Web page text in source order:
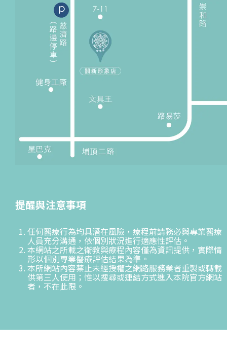
提醒與注意事項
任何醫療行為均具潛在風險，療程前請務必與專業醫療
人員充分溝通，依個別狀況進行適應性評估。
本網站之所載之衛教與療程內容僅為資訊提供，實際情
形以個別專業醫療評估結果為準。
本所網站內容禁止未經授權之網路服務業者重製或轉載
供第三人使用；惟以搜尋或連結方式進入本院官方網站
者，不在此限。